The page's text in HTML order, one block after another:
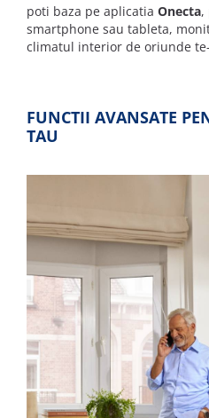
poti baza pe aplicatia Onecta,
smartphone sau tableta,
climatul interior de oriunde
FUNCTII AVANSATE
TAU